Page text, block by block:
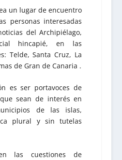
un lugar de encuentro
personas interesadas
del Archipiélago,
hincapié, en las
Telde, Santa Cruz, La
de Gran de Canaria .
es ser portavoces de
sean de interés en
de las islas,
plural y sin tutelas
las cuestiones de